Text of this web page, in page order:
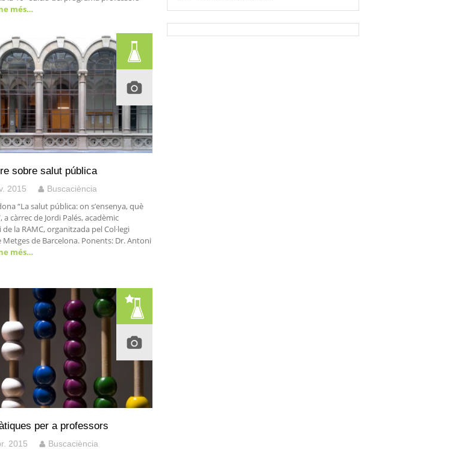
més…
sobre salut pública
2015 Buscaciència
“La salut pública: on s’ensenya, què
a càrrec de Jordi Palés, acadèmic
la RAMC, organitzada pel Col·legi
Metges de Barcelona. Ponents: Dr. Antoni
més…
per a professors
2015 Buscaciència